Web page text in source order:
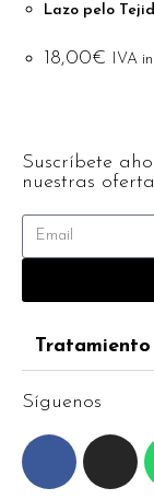
Lazo pelo
18,00€ IVA
Suscríbete
nuestras
Síguenos